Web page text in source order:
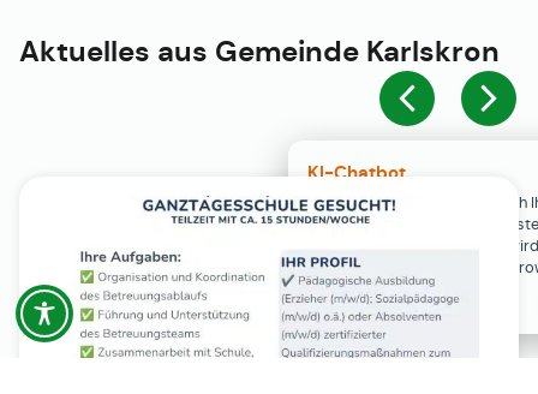
KI-Chatbot
Der KI-Chatbot steht erst nach
Einwilligung in den Cookie-
Verfügung. Der Chat-Verlauf
ausschließlich lokal in Ihrem
gespeichert.
Aktuelles aus Gemeinde Karlskron